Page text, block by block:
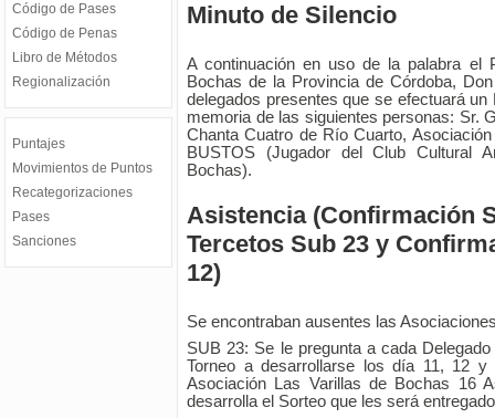
Código de Pases
Código de Penas
Libro de Métodos
Regionalización
Puntajes
Movimientos de Puntos
Recategorizaciones
Pases
Sanciones
Minuto de Silencio
A continuación en uso de la palabra el
Bochas de la Provincia de Córdoba,
delegados presentes que se efectuará
memoria de las siguientes personas: Sr.
Chanta Cuatro de Río Cuarto,
BUSTOS (Jugador del Club Cultural
Bochas).
Asistencia (Confirmación
Tercetos Sub 23 y
12)
Se encontraban ausentes las
SUB 23: Se le pregunta a cada
Torneo a desarrollarse los día 11, 12
Asociación Las Varillas de Bochas 16
desarrolla el Sorteo que les será